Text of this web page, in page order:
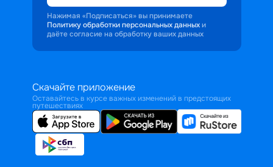
Нажимая «Подписаться» вы принимаете
Политику обработки персональных данных и
даёте согласие на обработку ваших данных
Скачайте приложение
Оставайтесь в курсе важных изменений в предстоящих
путешествиях